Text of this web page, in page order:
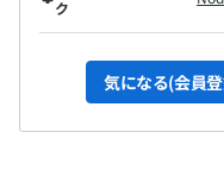
ク
気になる(会員